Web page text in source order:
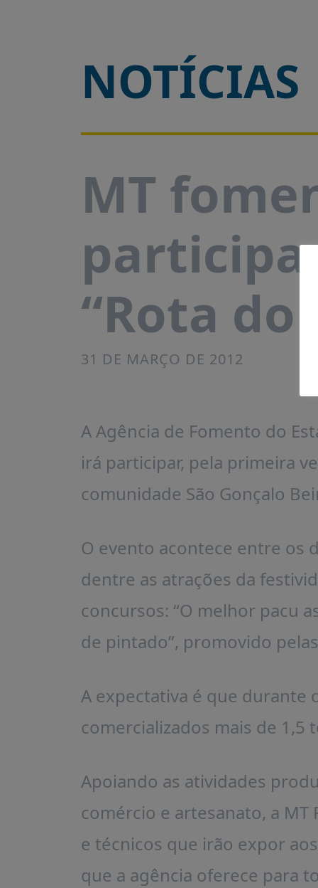
NOTÍCIAS
MT
“Rota do
31 DE MARÇO DE 2012
A Agência de Fomento do
irá participar, pela primeira
comunidade São Gonçalo
O evento acontece entre os
dentre as atrações da
concursos: “O melhor pacu
de pintado”, promovido
A expectativa é que durante
comercializados mais de 1,5
Apoiando as atividades
comércio e artesanato, a
e técnicos que irão expor
que a agência oferece para